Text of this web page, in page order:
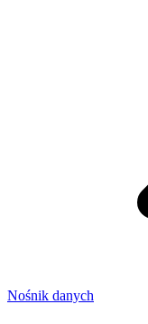
Nośnik danych